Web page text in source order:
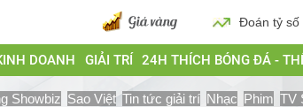
Đoán tỷ số
DOANH GIẢI TRÍ 24H THÍCH BÓNG ĐÁ -
Showbiz Sao Việt Tin tức giải trí Nhạc Phim TV